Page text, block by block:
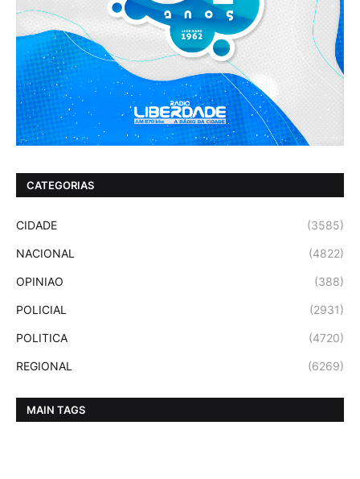
CATEGORIAS
CIDADE (3585)
NACIONAL (4822)
OPINIAO (388)
POLICIAL (2931)
POLITICA (4720)
REGIONAL (6269)
MAIN TAGS